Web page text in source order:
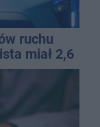
ruchu
miał 2,6